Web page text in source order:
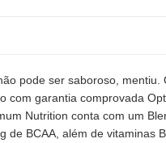
pode ser saboroso,
com garantia comprovada
Nutrition conta com um
de BCAA, além de vitaminas